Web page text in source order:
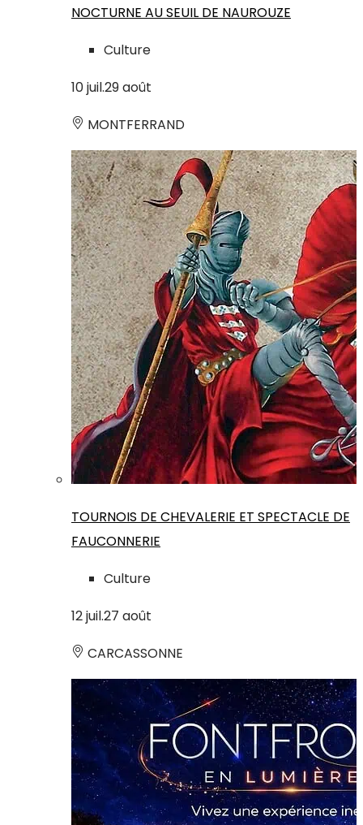
NOCTURNE AU SEUIL DE NAUROUZE
Culture
10juil.29août
MONTFERRAND
TOURNOIS DE CHEVALERIE ET SPECTACLE DE
FAUCONNERIE
Culture
12juil.27 août
CARCASSONNE